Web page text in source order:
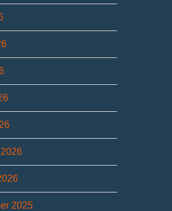
2025